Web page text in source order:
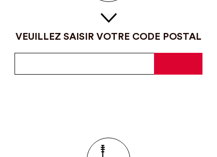
VEUILLEZ SAISIR VOTRE CODE POSTAL